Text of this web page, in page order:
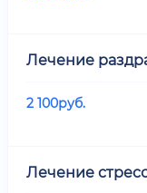
Лечение
2 100руб.
Лечение